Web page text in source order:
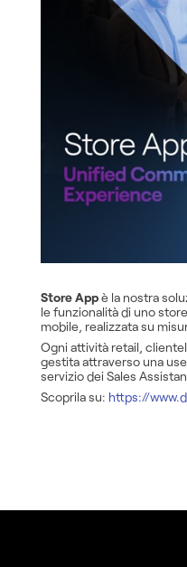
Store Appè la nostra
le funzionalità di uno
mobile, realizzata su
Ogni attività retail,
gestita attraverso una
servizio dei Sales
Scoprila su: https://